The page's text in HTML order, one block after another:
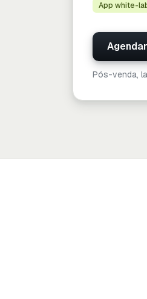
App white-
Pós-venda,